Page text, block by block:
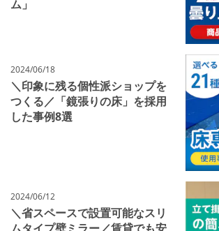
ム」
＼印象に残る個性派ショップを
つくる／「鏡張りの床」を採用
した事例8選
2024/06/18
＼省スペースで設置可能なスリ
2024/06/12